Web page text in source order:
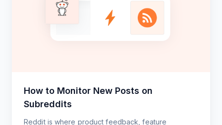
How to Monitor New Posts on
Subreddits
Reddit is where product feedback, feature